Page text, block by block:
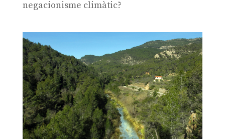
negacionisme climàtic?